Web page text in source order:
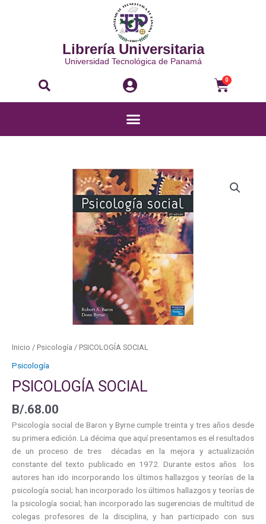
Librería Universitaria
Universidad Tecnológica de Panamá
Buscar 0
Menú
Inicio / Psicología / PSICOLOGÍA SOCIAL
Psicología
PSICOLOGÍA SOCIAL
B/.68.00
Psicología social de Baron y Byrne cumple treinta y tres años desde
su primera edición. La décima que aquí presentamos es el resultados
de un proceso de tres décadas en la mejora y actualización
constante del texto publicado en 1972. Durante estos años los
autores han ido incorporando los últimos hallazgos y teorías de la
psicología social; han incorporado los últimos hallazgos y teorías de
la psicología social; han incorporado las sugerencias de multitud de
colegas profesores de la disciplina, y han participado con sus